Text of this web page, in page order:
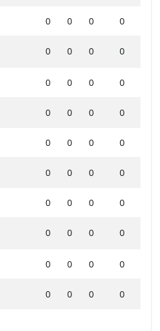
0 0 0 0
0 0 0 0
0 0 0 0
0 0 0 0
0 0 0 0
0 0 0 0
0 0 0 0
0 0 0 0
0 0 0 0
0 0 0 0